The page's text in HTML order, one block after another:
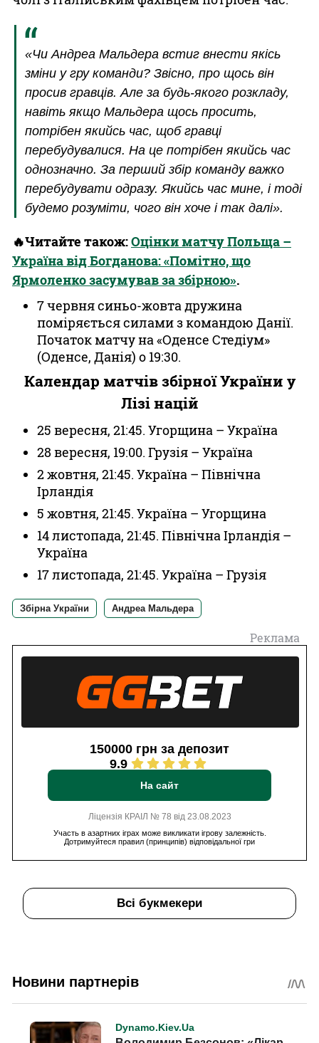
«Чи Андреа Мальдера встиг внести якісь
зміни у гру команди? Звісно, про щось він
просив гравців. Але за будь-якого розкладу,
навіть якщо Мальдера щось просить,
потрібен якийсь час, щоб гравці
перебудувалися. На це потрібен якийсь час
однозначно. За перший збір команду важко
перебудувати одразу. Якийсь час мине, і тоді
будемо розуміти, чого він хоче і так далі».
🔥Читайте також:Оцінки матчу Польща –
Україна від Богданова: «Помітно, що
Ярмоленко засумував за збірною».
7 червня синьо-жовта дружина
поміряється силами з командою Данії.
Початок матчу на «Оденсе Стедіум»
(Оденсе, Данія) о 19:30.
Календар матчів збірної України у
Лізі націй
25 вересня, 21:45. Угорщина – Україна
28 вересня, 19:00. Грузія – Україна
2 жовтня, 21:45. Україна – Північна
Ірландія
5 жовтня, 21:45. Україна – Угорщина
14 листопада, 21:45. Північна Ірландія –
Україна
17 листопада, 21:45. Україна – Грузія
Збірна України Андреа Мальдера
Реклама
150000 грн за депозит
9.9
На сайт
Ліцензія КРАІЛ № 78 від 23.08.2023
Участь в азартних іграх може викликати ігрову залежність.
Дотримуйтеся правил (принципів) відповідальної гри
Всі букмекери